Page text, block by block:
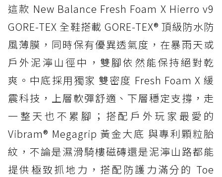
這款 New Balance Fresh Foam X Hierro v9
GORE-TEX 全鞋搭載 GORE-TEX® 頂級防水防
風薄膜，同時保有優異透氣度，在暴雨天或
戶外泥濘山徑中，雙腳依然能保持絕對乾
爽。中底採用獨家 雙密度 Fresh Foam X 緩
震科技，上層軟彈舒適、下層穩定支撐，走
一整天也不累腳；搭配戶外玩家最愛的
Vibram® Megagrip 黃金大底 與專利顆粒胎
紋，不論是濕滑騎樓磁磚還是泥濘山路都能
提供極致抓地力，搭配防護力滿分的 Toe